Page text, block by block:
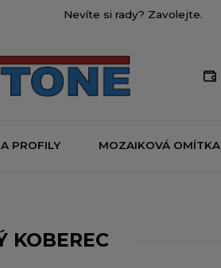
Nevíte si rady? Zavolejte.
PROFILY MOZAIKOVÁ OMÍTKA
KOBEREC